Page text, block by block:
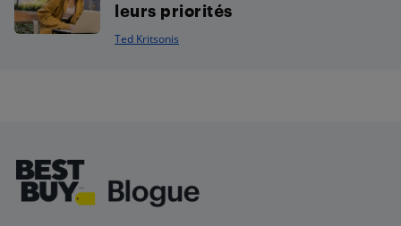
leurs priorités
Ted Kritsonis